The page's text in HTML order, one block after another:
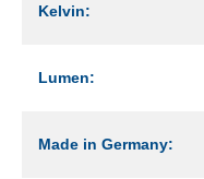
Kelvin:
Lumen:
Made in Germany: